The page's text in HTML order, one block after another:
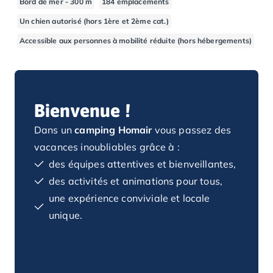
Camping Calvados
Camping Cabourg
Camping Honfleur
Camping Ouistreham
Camping Manche
Camping Mont Saint Michel
Camping Bretagne
Camping Côtes d'Armor
Camping Erquy
Camping Saint-Cast-le-Guildo
Camping Finistère
Camping Benodet
Un chien autorisé (hors 1ère et 2ème cat.)
Accessible aux personnes à mobilité réduite (hors hébergements)
Bienvenue !
Dans uncamping Homairvous passez des
vacances inoubliables grâce à :
des équipes attentives et bienveillantes,
des activités et animations pour tous,
une expérience conviviale et locale
unique.